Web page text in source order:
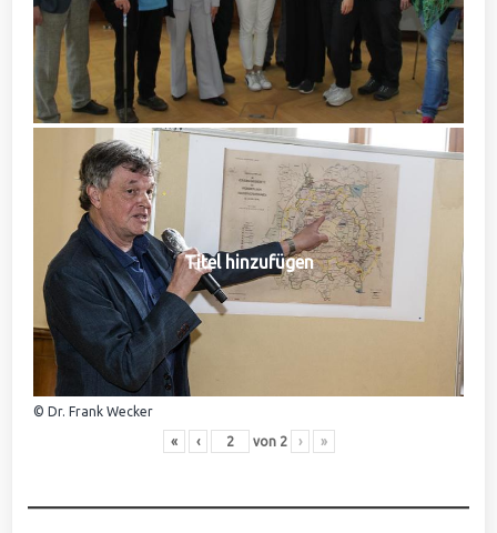
Titel hinzufügen
© Dr. Frank Wecker
« ‹ von 2 › »